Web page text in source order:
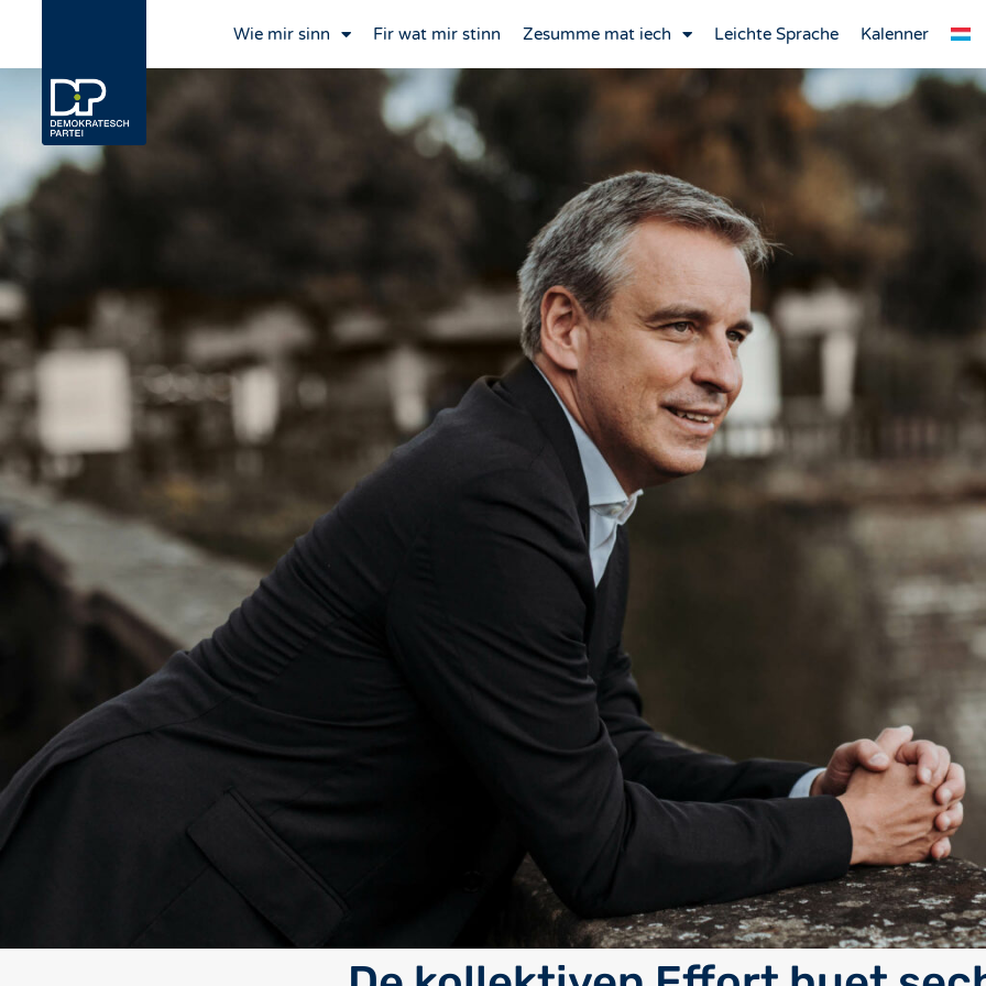
Wie mir sinn Fir wat mir stinn Zesumme mat iech Leichte Sprache Kalenner